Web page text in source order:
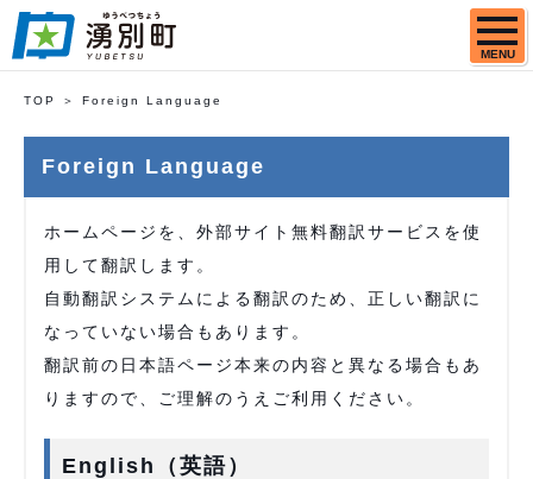
MENU
TOP Foreign Language
Foreign Language
ホームページを、外部サイト無料翻訳サービスを使
用して翻訳します。
自動翻訳システムによる翻訳のため、正しい翻訳に
なっていない場合もあります。
翻訳前の日本語ページ本来の内容と異なる場合もあ
りますので、ご理解のうえご利用ください。
English（英語）